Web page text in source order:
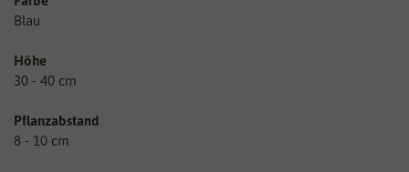
Blau
Höhe
30 - 40 cm
Pflanzabstand
8 - 10 cm